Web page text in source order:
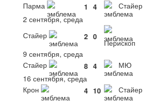
Парма
1 4 Стайер
2 сентября, среда
Стайер
2 0
Перископ
9 сентября, среда
Стайер
8 4 МЮ
16 сентября, среда
Крон
4 10 Стайер